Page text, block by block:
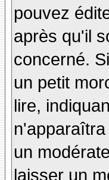
pouvez
après qu'il
concerné.
un petit
lire,
un
laisser un